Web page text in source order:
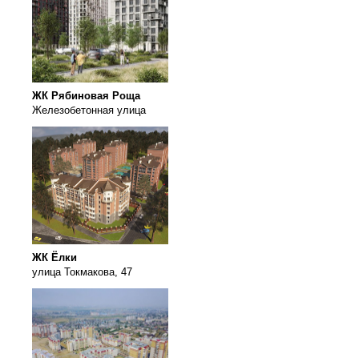
ЖК Рябиновая Роща
Железобетонная улица
ЖК Ёлки
улица Токмакова, 47